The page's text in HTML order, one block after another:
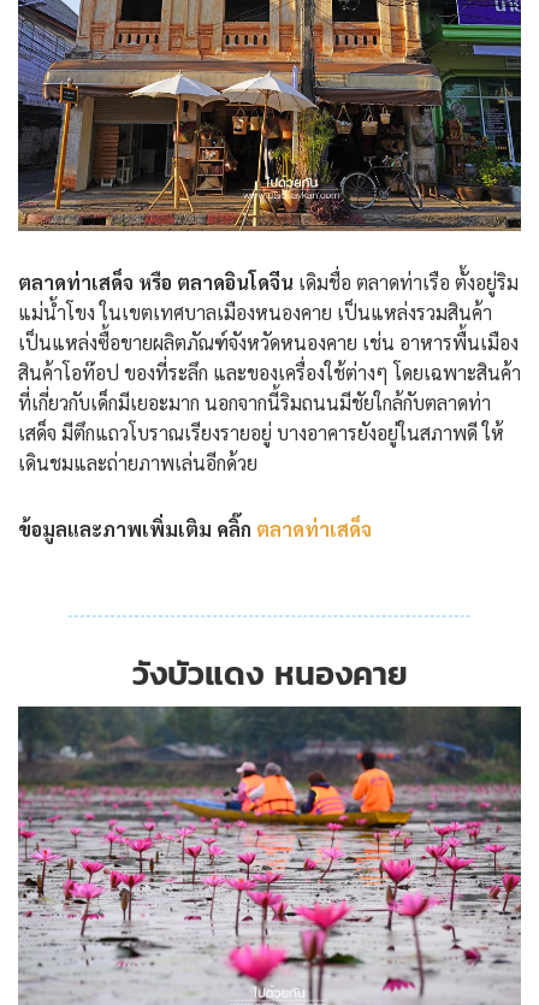
ตลาดท่าเสด็จ หรือ ตลาดอินโดจีน เดิมชื่อ ตลาดท่าเรือ ตั้งอยู่ริม
แม่น้ำโขง ในเขตเทศบาลเมืองหนองคาย เป็นแหล่งรวมสินค้า
เป็นแหล่งซื้อขายผลิตภัณฑ์จังหวัดหนองคาย เช่น อาหารพื้นเมือง
สินค้าโอท๊อป ของที่ระลึก และของเครื่องใช้ต่างๆ โดยเฉพาะสินค้า
ที่เกี่ยวกับเด็กมีเยอะมาก นอกจากนี้ริมถนนมีชัยใกล้กับตลาดท่า
เสด็จ มีตึกแถวโบราณเรียงรายอยู่ บางอาคารยังอยู่ในสภาพดี ให้
เดินชมและถ่ายภาพเล่นอีกด้วย
ข้อมูลและภาพเพิ่มเติม คลิ๊ก ตลาดท่าเสด็จ
วังบัวแดง หนองคาย